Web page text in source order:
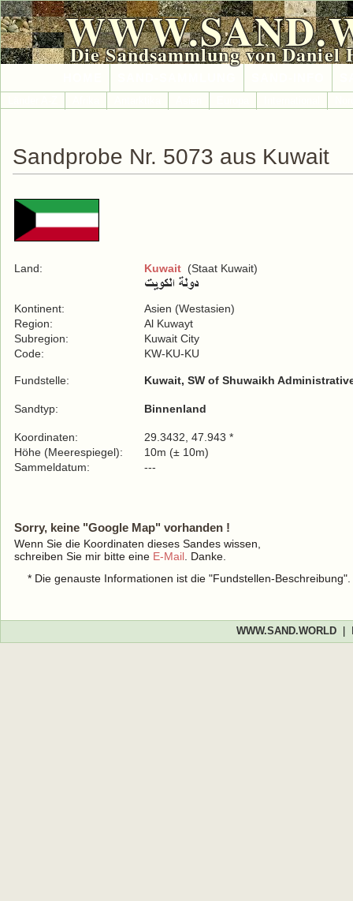
Die Sandsammlung von Daniel
Sandprobe Nr. 5073 aus Kuwait
Land: Kuwait (Staat Kuwait)
Kontinent:
Asien (Westasien)
Region:
Al Kuwayt
Subregion:
Kuwait City
Code:
KW-KU-KU
Fundstelle: Kuwait, SW of Shuwaikh
Sandtyp: Binnenland
Koordinaten:
29.3432, 47.943 *
Höhe (Meerespiegel):
10m (± 10m)
Sammeldatum:
---
Sorry, keine "Google Map" vorhanden !
Wenn Sie die Koordinaten dieses Sandes wissen,
schreiben Sie mir bitte eine E-Mail . Danke.
* Die genauste Informationen ist die "Fundstellen-
WWW.SAND.WORLD|